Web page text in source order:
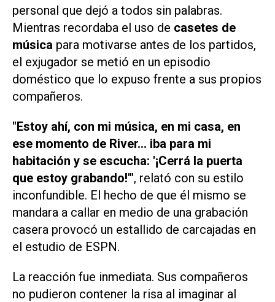
personal que dejó a todos sin palabras.
Mientras recordaba el uso de casetes de
música para motivarse antes de los partidos,
el exjugador se metió en un episodio
doméstico que lo expuso frente a sus propios
compañeros.
"Estoy ahí, con mi música, en mi casa, en
ese momento de River... iba para mi
habitación y se escucha: '¡Cerrá la puerta
que estoy grabando!'", relató con su estilo
inconfundible. El hecho de que él mismo se
mandara a callar en medio de una grabación
casera provocó un estallido de carcajadas en
el estudio de ESPN.
La reacción fue inmediata. Sus compañeros
no pudieron contener la risa al imaginar al